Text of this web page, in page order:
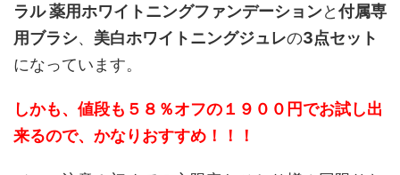
ラル 薬用ホワイトニングファンデーションと付属専
用ブラシ、 美白ホワイトニングジュレの3点セット
になっています。
しかも、値段も５８％オフの１９００円でお試し出
来るので、かなりおすすめ！！！